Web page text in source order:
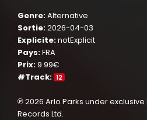
Genre:Alternative
Sortie:2026-04-03
Explicite:notExplicit
Pays:FRA
Prix:9.99€
#Track: 12
℗ 2026 Arlo Parks under
Records Ltd.